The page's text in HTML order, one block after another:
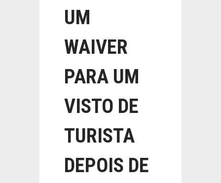
UM
WAIVER
PARA UM
VISTO DE
TURISTA
DEPOIS DE